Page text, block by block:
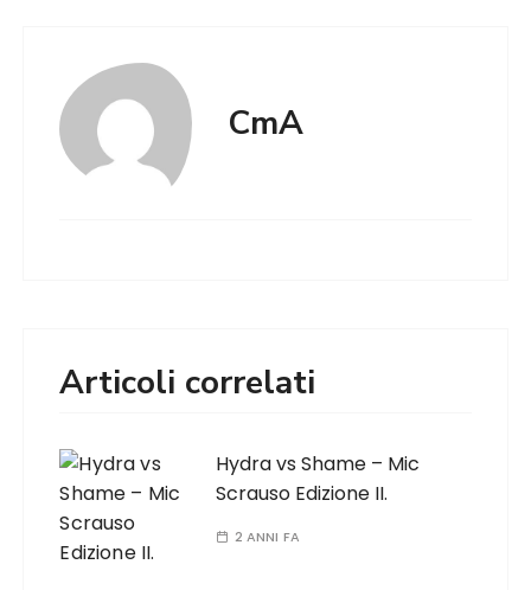
CmA
Articoli correlati
Hydra vs Shame – Mic
Scrauso Edizione II.
2 ANNI FA